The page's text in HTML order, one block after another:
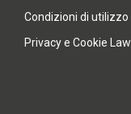
Condizioni di utilizzo
Privacy e Cookie Law